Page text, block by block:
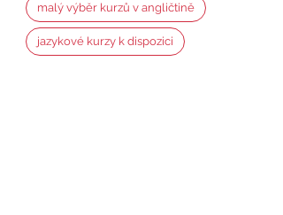
malý výběr kurzů v angličtině
jazykové kurzy k dispozici